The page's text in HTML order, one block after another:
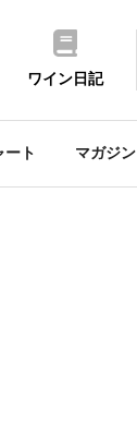
ワイン日記
ート マガジン